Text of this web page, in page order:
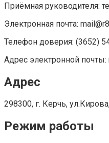
Приёмная руководителя:
Электронная почта:
Телефон доверия: (3652)
Адрес электронной почты:
Адрес
298300, г. Керчь,
Режим работы